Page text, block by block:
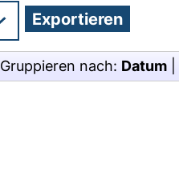
Gruppieren nach: Datum